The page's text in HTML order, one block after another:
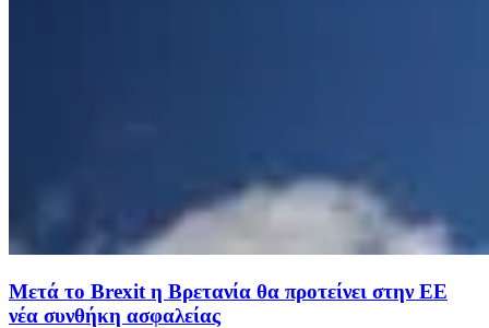
Μετά το Brexit η Βρετανία θα προτείνει στην ΕΕ
νέα συνθήκη ασφαλείας